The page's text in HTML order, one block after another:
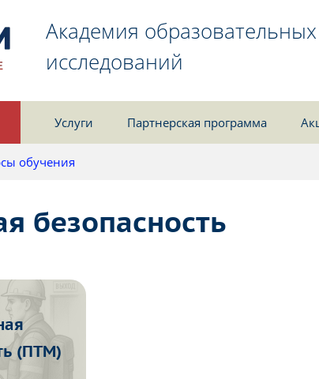
Академия
исследований
Услуги Партнерская программа
обучения
безопасность
(ПТМ)